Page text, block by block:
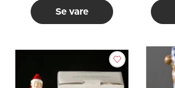
Se vare